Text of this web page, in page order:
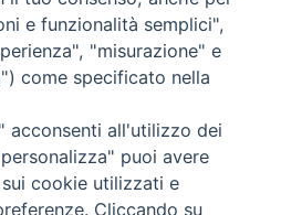
Venerdì Ore: 9:00 - 13:00
Venerdì, Ore 9:30 - 12:30
e funzionalità semplici",
"misurazione" e
come specificato nella
acconsenti all'utilizzo dei
puoi avere
cookie utilizzati e
Cliccando su